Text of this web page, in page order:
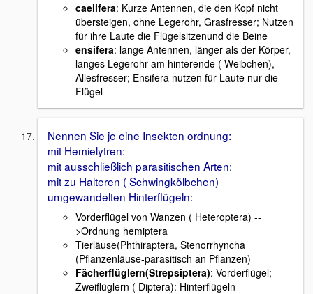
caelifera: Kurze Antennen, die den Kopf nicht
übersteigen, ohne Legerohr, Grasfresser; Nutzen
für ihre Laute die Flügelsitzenund die Beine
ensifera: lange Antennen, länger als der Körper,
langes Legerohr am hinterende ( Weibchen),
Allesfresser; Ensifera nutzen für Laute nur die
Flügel
Nennen Sie je eine Insekten ordnung:
mit Hemielytren:
mit ausschließlich parasitischen Arten:
mit zu Halteren ( Schwingkölbchen)
umgewandelten Hinterflügeln:
Vorderflügel von Wanzen ( Heteroptera) --
>Ordnung hemiptera
Tierläuse(Phthiraptera, Stenorrhyncha
(Pflanzenläuse-parasitisch an Pflanzen)
Fächerflüglern(Strepsiptera): Vorderflügel;
Zweiflüglern ( Diptera): Hinterflügeln